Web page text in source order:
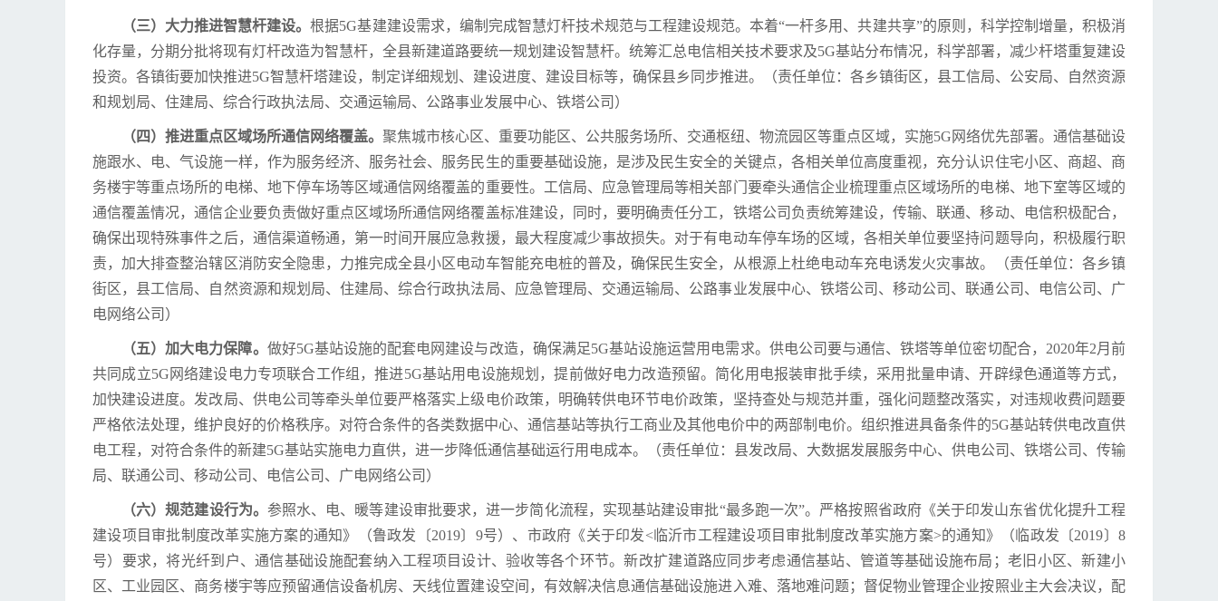
（三）大力推进智慧杆建设。根据5G基建建设需求，编制完成智慧灯杆技术规范与工程建设规范。本着“一杆多用、共建共享”的原则，科学控制增量，积极消
化存量，分期分批将现有灯杆改造为智慧杆，全县新建道路要统一规划建设智慧杆。统筹汇总电信相关技术要求及5G基站分布情况，科学部署，减少杆塔重复建设
投资。各镇街要加快推进5G智慧杆塔建设，制定详细规划、建设进度、建设目标等，确保县乡同步推进。（责任单位：各乡镇街区，县工信局、公安局、自然资源
和规划局、住建局、综合行政执法局、交通运输局、公路事业发展中心、铁塔公司）
（四）推进重点区域场所通信网络覆盖。 聚焦城市核心区、重要功能区、公共服务场所、交通枢纽、物流园区等重点区域，实施5G网络优先部署。通信基础设
施跟水、电、气设施一样，作为服务经济、服务社会、服务民生的重要基础设施，是涉及民生安全的关键点，各相关单位高度重视，充分认识住宅小区、商超、商
务楼宇等重点场所的电梯、地下停车场等区域通信网络覆盖的重要性。工信局、应急管理局等相关部门要牵头通信企业梳理重点区域场所的电梯、地下室等区域的
通信覆盖情况，通信企业要负责做好重点区域场所通信网络覆盖标准建设，同时，要明确责任分工，铁塔公司负责统筹建设，传输、联通、移动、电信积极配合，
确保出现特殊事件之后，通信渠道畅通，第一时间开展应急救援，最大程度减少事故损失。对于有电动车停车场的区域，各相关单位要坚持问题导向，积极履行职
责，加大排查整治辖区消防安全隐患，力推完成全县小区电动车智能充电桩的普及，确保民生安全，从根源上杜绝电动车充电诱发火灾事故。（责任单位：各乡镇
街区，县工信局、自然资源和规划局、住建局、综合行政执法局、应急管理局、交通运输局、公路事业发展中心、铁塔公司、移动公司、联通公司、电信公司、广
电网络公司）
（五）加大电力保障。 做好5G基站设施的配套电网建设与改造，确保满足5G基站设施运营用电需求。供电公司要与通信、铁塔等单位密切配合，2020年2月前
共同成立5G网络建设电力专项联合工作组，推进5G基站用电设施规划，提前做好电力改造预留。简化用电报装审批手续，采用批量申请、开辟绿色通道等方式，
加快建设进度。发改局、供电公司等牵头单位要严格落实上级电价政策，明确转供电环节电价政策，坚持查处与规范并重，强化问题整改落实，对违规收费问题要
严格依法处理，维护良好的价格秩序。对符合条件的各类数据中心、通信基站等执行工商业及其他电价中的两部制电价。组织推进具备条件的5G基站转供电改直供
电工程，对符合条件的新建5G基站实施电力直供，进一步降低通信基础运行用电成本。（责任单位：县发改局、大数据发展服务中心、供电公司、铁塔公司、传输
局、联通公司、移动公司、电信公司、广电网络公司）
（六）规范建设行为。 参照水、电、暖等建设审批要求，进一步简化流程，实现基站建设审批“最多跑一次”。严格按照省政府《关于印发山东省优化提升工程
建设项目审批制度改革实施方案的通知》（鲁政发〔2019〕9号）、市政府《关于印发<临沂市工程建设项目审批制度改革实施方案>的通知》（临政发〔2019〕8
号）要求，将光纤到户、通信基础设施配套纳入工程项目设计、验收等各个环节。新改扩建道路应同步考虑通信基站、管道等基础设施布局；老旧小区、新建小
区、工业园区、商务楼宇等应预留通信设备机房、天线位置建设空间，有效解决信息通信基础设施进入难、落地难问题；督促物业管理企业按照业主大会决议，配